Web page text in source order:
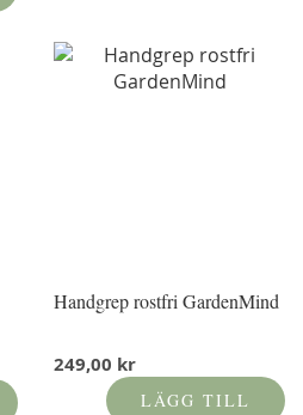
Handgrep rostfri GardenMind
249,00 kr
LÄGG TILL